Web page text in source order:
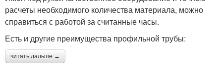
расчеты необходимого количества материала, можно
справиться с работой за считанные часы.
Есть и другие преимущества профильной трубы:
читать дальше →